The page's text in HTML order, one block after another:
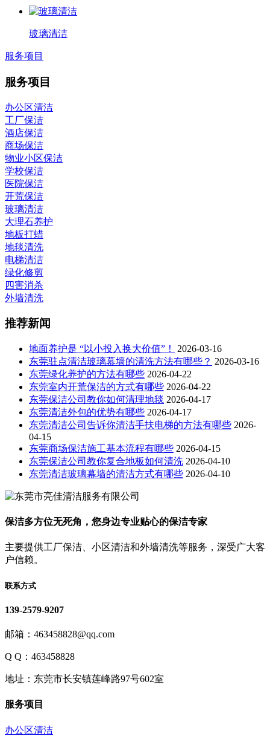
玻璃清洁
服务项目
服务项目
办公区清洁
工厂保洁
酒店保洁
商场保洁
物业小区保洁
学校保洁
医院保洁
开荒保洁
玻璃清洁
大理石养护
地板打蜡
地毯清洗
电梯清洁
绿化修剪
四害消杀
外墙清洗
推荐新闻
地面养护是 “以小投入换大价值”！
2026-03-16
东莞驻点清洁玻璃幕墙的清洗方法有哪些？ 2026-03-16
东莞绿化养护的方法有哪些 2026-04-22
东莞室内开荒保洁的方式有哪些 2026-04-22
东莞保洁公司教你如何清理地毯 2026-04-17
东莞清洁外包的优势有哪些 2026-04-17
东莞清洁公司告诉你清洁手扶电梯的方法有哪些 2026-
04-15
东莞商场保洁施工基本流程有哪些 2026-04-15
东莞保洁公司教你复合地板如何清洗 2026-04-10
东莞清洁玻璃幕墙的清洁方式有哪些 2026-04-10
保洁多方位无死角，您身边专业贴心的保洁专家
主要提供工厂保洁、小区清洁和外墙清洗等服务，深受广大客
户信赖。
联系方式
139-2579-9207
邮箱：463458828@qq.com
Q Q：463458828
地址：东莞市长安镇莲峰路97号602室
服务项目
办公区清洁